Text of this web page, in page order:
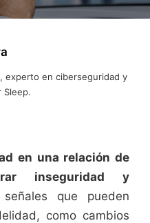
experto en ciberseguridad y
Sleep.
en una relación de
inseguridad y
que pueden
como cambios